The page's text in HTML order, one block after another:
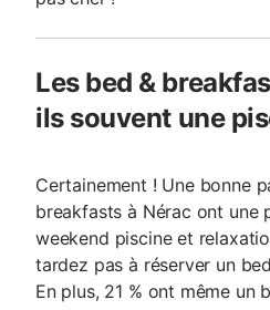
Les bed &
ils souvent une
Certainement ! Une bonne
breakfasts à Nérac ont une
weekend piscine et
tardez pas à réserver un
En plus, 21 % ont même un